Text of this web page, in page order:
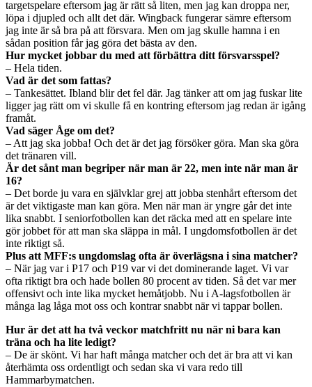
targetspelare eftersom jag är rätt så liten, men jag kan droppa ner,
löpa i djupled och allt det där. Wingback fungerar sämre eftersom
jag inte är så bra på att försvara. Men om jag skulle hamna i en
sådan position får jag göra det bästa av den.
Hur mycket jobbar du med att förbättra ditt försvarsspel?
– Hela tiden.
Vad är det som fattas?
– Tankesättet. Ibland blir det fel där. Jag tänker att om jag fuskar lite
ligger jag rätt om vi skulle få en kontring eftersom jag redan är igång
framåt.
Vad säger Åge om det?
– Att jag ska jobba! Och det är det jag försöker göra. Man ska göra
det tränaren vill.
Är det sånt man begriper när man är 22, men inte när man är
16?
– Det borde ju vara en självklar grej att jobba stenhårt eftersom det
är det viktigaste man kan göra. Men när man är yngre går det inte
lika snabbt. I seniorfotbollen kan det räcka med att en spelare inte
gör jobbet för att man ska släppa in mål. I ungdomsfotbollen är det
inte riktigt så.
Plus att MFF:s ungdomslag ofta är överlägsna i sina matcher?
– När jag var i P17 och P19 var vi det dominerande laget. Vi var
ofta riktigt bra och hade bollen 80 procent av tiden. Så det var mer
offensivt och inte lika mycket hemåtjobb. Nu i A-lagsfotbollen är
många lag låga mot oss och kontrar snabbt när vi tappar bollen.
Hur är det att ha två veckor matchfritt nu när ni bara kan
träna och ha lite ledigt?
– De är skönt. Vi har haft många matcher och det är bra att vi kan
återhämta oss ordentligt och sedan ska vi vara redo till
Hammarbymatchen.